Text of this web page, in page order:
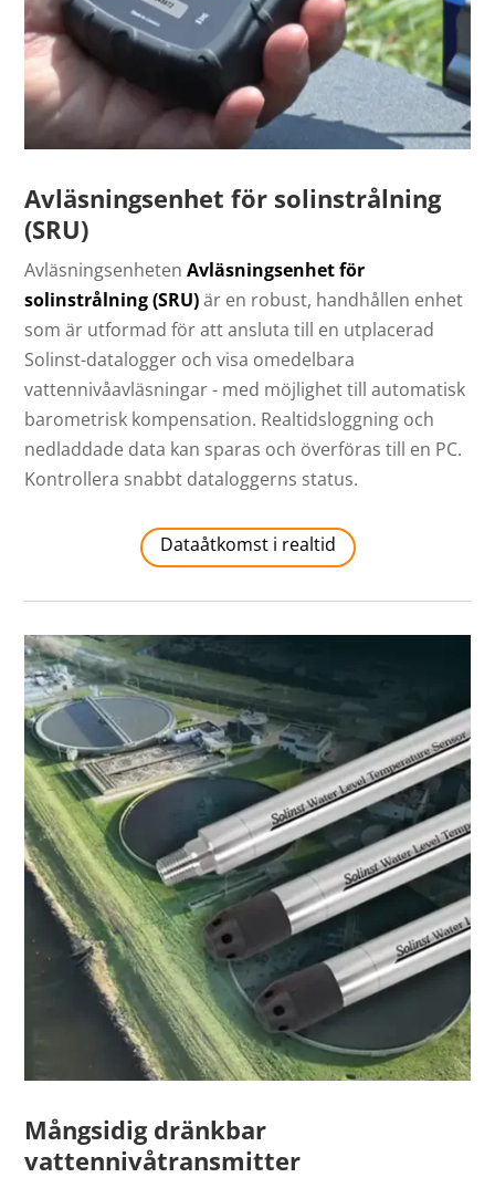
Avläsningsenhet för solinstrålning
(SRU)
AvläsningsenhetenAvläsningsenhet för
solinstrålning (SRU)är en robust, handhållen enhet
som är utformad för att ansluta till en utplacerad
Solinst-datalogger och visa omedelbara
vattennivåavläsningar - med möjlighet till automatisk
barometrisk kompensation. Realtidsloggning och
nedladdade data kan sparas och överföras till en PC.
Kontrollera snabbt dataloggerns status.
Dataåtkomst i realtid
Mångsidig dränkbar
vattennivåtransmitter